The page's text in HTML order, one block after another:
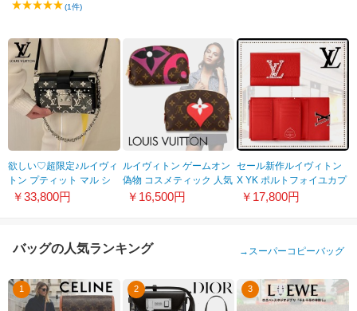
ズ/レディース 2色
(1件)
欲しい♡超限定♪ルイヴィ
トン プティット マル シ
ョルダーバッグ 偽物
￥33,800円
ルイヴィトン ゲームオン
偽物 コスメティック 人気
☆ ポシェット M80283
￥16,500円
セール新作ルイヴィトン
X YK ポルトフォイユカプ
シーヌコンパクト コピー
￥17,800円
バッグの人気ランキング → スーパーコピーバッグ
1 2 3